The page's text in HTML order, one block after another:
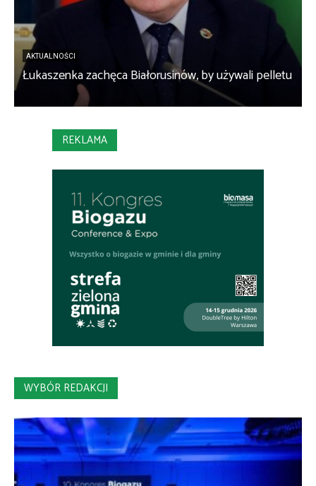
AKTUALNOŚCI
Łukaszenka zachęca Białorusinów, by używali pelletu
REKLAMA
WYBÓR REDAKCJI